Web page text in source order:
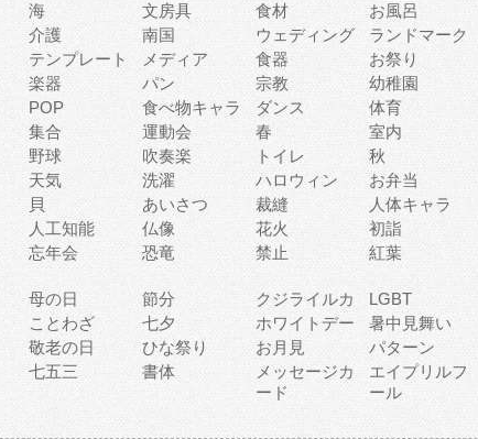
海 文房具 食材 お風呂
介護 南国 ウェディング ランドマーク
テンプレート メディア 食器 お祭り
楽器 パン 宗教 幼稚園
POP 食べ物キャラ ダンス 体育
集合 運動会 春 室内
野球 吹奏楽 トイレ 秋
天気 洗濯 ハロウィン お弁当
貝 あいさつ 裁縫 人体キャラ
人工知能 仏像 花火 初詣
忘年会 恐竜 禁止 紅葉
母の日 節分 クジライルカ LGBT
ことわざ 七夕 ホワイトデー 暑中見舞い
敬老の日 ひな祭り お月見 パターン
七五三 書体
メッセージカ
ード
エイプリルフ
ール